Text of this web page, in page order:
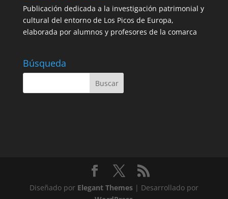
Publicación dedicada a la investigación patrimonial y
cultural del entorno de Los Picos de Europa,
elaborada por alumnos y profesores de la comarca
Búsqueda
Diseñado por Elegant Themes| Desarrollado por